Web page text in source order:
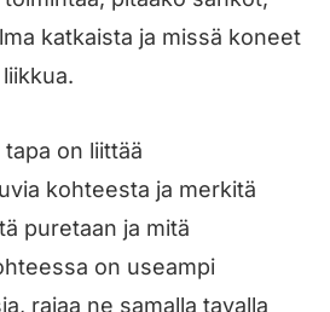
katkaista ja missä koneet
on liittää
kohteesta ja merkitä
puretaan ja mitä
on useampi
rajaa ne samalla tavalla